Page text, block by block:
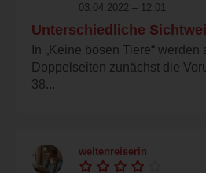
03.04.2022 – 12:01
Unterschiedliche
In „Keine bösen Tiere“
Doppelseiten zunächst die
38...
weltenreiserin